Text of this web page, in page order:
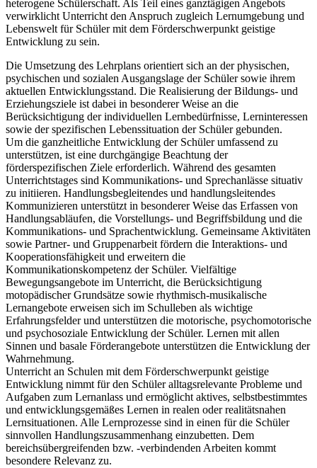
heterogene Schülerschaft. Als Teil eines ganztägigen Angebots
verwirklicht Unterricht den Anspruch zugleich Lernumgebung und
Lebenswelt für Schüler mit dem Förderschwerpunkt geistige
Entwicklung zu sein.
Die Umsetzung des Lehrplans orientiert sich an der physischen,
psychischen und sozialen Ausgangslage der Schüler sowie ihrem
aktuellen Entwicklungsstand. Die Realisierung der Bildungs- und
Erziehungsziele ist dabei in besonderer Weise an die
Berücksichtigung der individuellen Lernbedürfnisse, Lerninteressen
sowie der spezifischen Lebenssituation der Schüler gebunden.
Um die ganzheitliche Entwicklung der Schüler umfassend zu
unterstützen, ist eine durchgängige Beachtung der
förderspezifischen Ziele erforderlich. Während des gesamten
Unterrichtstages sind Kommunikations- und Sprechanlässe situativ
zu initiieren. Handlungsbegleitendes und handlungsleitendes
Kommunizieren unterstützt in besonderer Weise das Erfassen von
Handlungsabläufen, die Vorstellungs- und Begriffsbildung und die
Kommunikations- und Sprachentwicklung. Gemeinsame Aktivitäten
sowie Partner- und Gruppenarbeit fördern die Interaktions- und
Kooperationsfähigkeit und erweitern die
Kommunikationskompetenz der Schüler. Vielfältige
Bewegungsangebote im Unterricht, die Berücksichtigung
motopädischer Grundsätze sowie rhythmisch-musikalische
Lernangebote erweisen sich im Schulleben als wichtige
Erfahrungsfelder und unterstützen die motorische, psychomotorische
und psychosoziale Entwicklung der Schüler. Lernen mit allen
Sinnen und basale Förderangebote unterstützen die Entwicklung der
Wahrnehmung.
Unterricht an Schulen mit dem Förderschwerpunkt geistige
Entwicklung nimmt für den Schüler alltagsrelevante Probleme und
Aufgaben zum Lernanlass und ermöglicht aktives, selbstbestimmtes
und entwicklungsgemäßes Lernen in realen oder realitätsnahen
Lernsituationen. Alle Lernprozesse sind in einen für die Schüler
sinnvollen Handlungszusammenhang einzubetten. Dem
bereichsübergreifenden bzw. -verbindenden Arbeiten kommt
besondere Relevanz zu.